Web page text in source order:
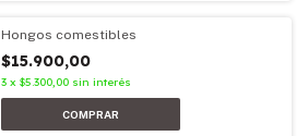
Hongos comestibles
$15.900,00
3 x $5.300,00 sin interés